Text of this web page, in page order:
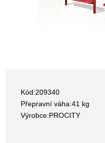
Kód:209340
Přepravní váha:41 kg
Výrobce:PROCITY